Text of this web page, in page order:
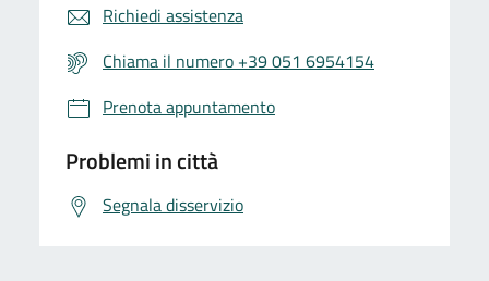
Richiedi assistenza
Chiama il numero +39 051 6954154
Prenota appuntamento
Problemi in città
Segnala disservizio